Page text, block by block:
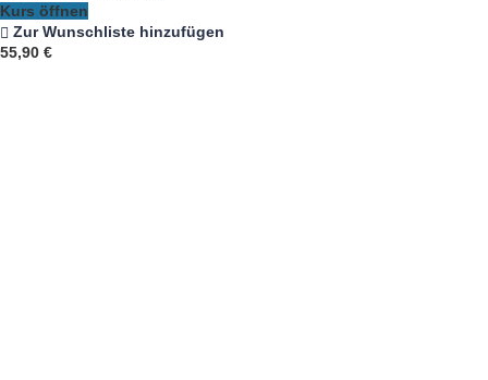
Kurs öffnen
Zur Wunschliste hinzufügen
55,90 €